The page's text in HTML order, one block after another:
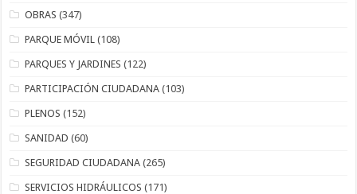
OBRAS (347)
PARQUE MÓVIL (108)
PARQUES Y JARDINES (122)
PARTICIPACIÓN CIUDADANA (103)
PLENOS (152)
SANIDAD (60)
SEGURIDAD CIUDADANA (265)
SERVICIOS HIDRÁULICOS (171)